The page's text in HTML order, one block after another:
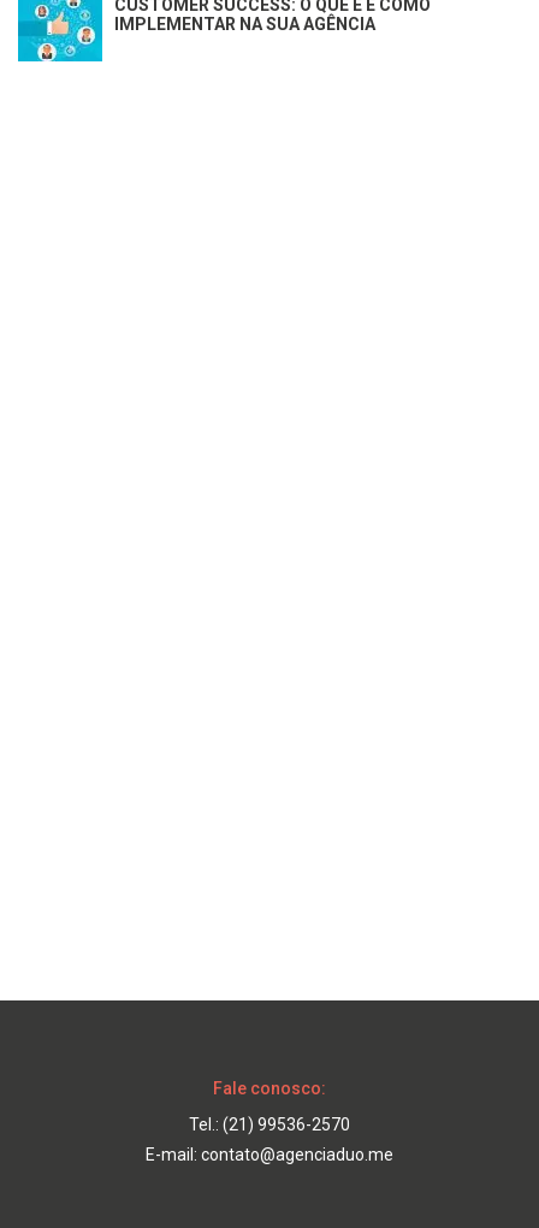
CUSTOMER SUCCESS: O QUE É E COMO
IMPLEMENTAR NA SUA AGÊNCIA
Fale conosco:
Tel.: (21) 99536-2570
E-mail: contato@agenciaduo.me